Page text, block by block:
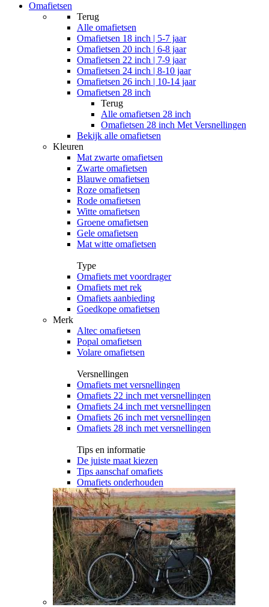
Omafietsen
Terug
Alle omafietsen
Omafietsen 18 inch | 5-7 jaar
Omafietsen 20 inch | 6-8 jaar
Omafietsen 22 inch | 7-9 jaar
Omafietsen 24 inch | 8-10 jaar
Omafietsen 26 inch | 10-14 jaar
Omafietsen 28 inch
Terug
Alle omafietsen 28 inch
Omafietsen 28 inch Met Versnellingen
Bekijk alle omafietsen
Kleuren
Mat zwarte omafietsen
Zwarte omafietsen
Blauwe omafietsen
Roze omafietsen
Rode omafietsen
Witte omafietsen
Groene omafietsen
Gele omafietsen
Mat witte omafietsen
Type
Omafiets met voordrager
Omafiets met rek
Omafiets aanbieding
Goedkope omafietsen
Merk
Altec omafietsen
Popal omafietsen
Volare omafietsen
Versnellingen
Omafiets met versnellingen
Omafiets 22 inch met versnellingen
Omafiets 24 inch met versnellingen
Omafiets 26 inch met versnellingen
Omafiets 28 inch met versnellingen
Tips en informatie
De juiste maat kiezen
Tips aanschaf omafiets
Omafiets onderhouden